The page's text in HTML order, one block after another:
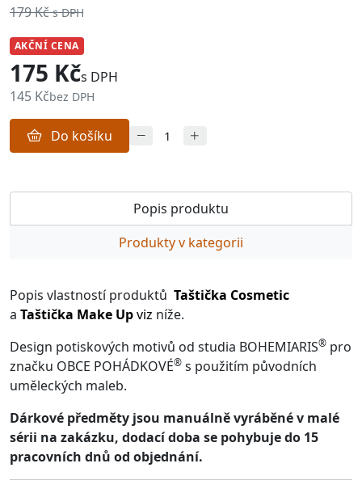
179 Kč s DPH
AKČNÍ CENA
175 Kčs DPH
145 Kčbez DPH
Do košíku
Popis produktu
Produkty v kategorii
Popis vlastností produktů Taštička Cosmetic
a Taštička Make Upviz níže.
Design potiskových motivů od studia BOHEMIARIS® pro
značku OBCE POHÁDKOVÉ® s použitím původních
uměleckých maleb.
Dárkové předměty jsou manuálně vyráběné v malé
sérii na zakázku, dodací doba se pohybuje do 15
pracovních dnů od objednání.